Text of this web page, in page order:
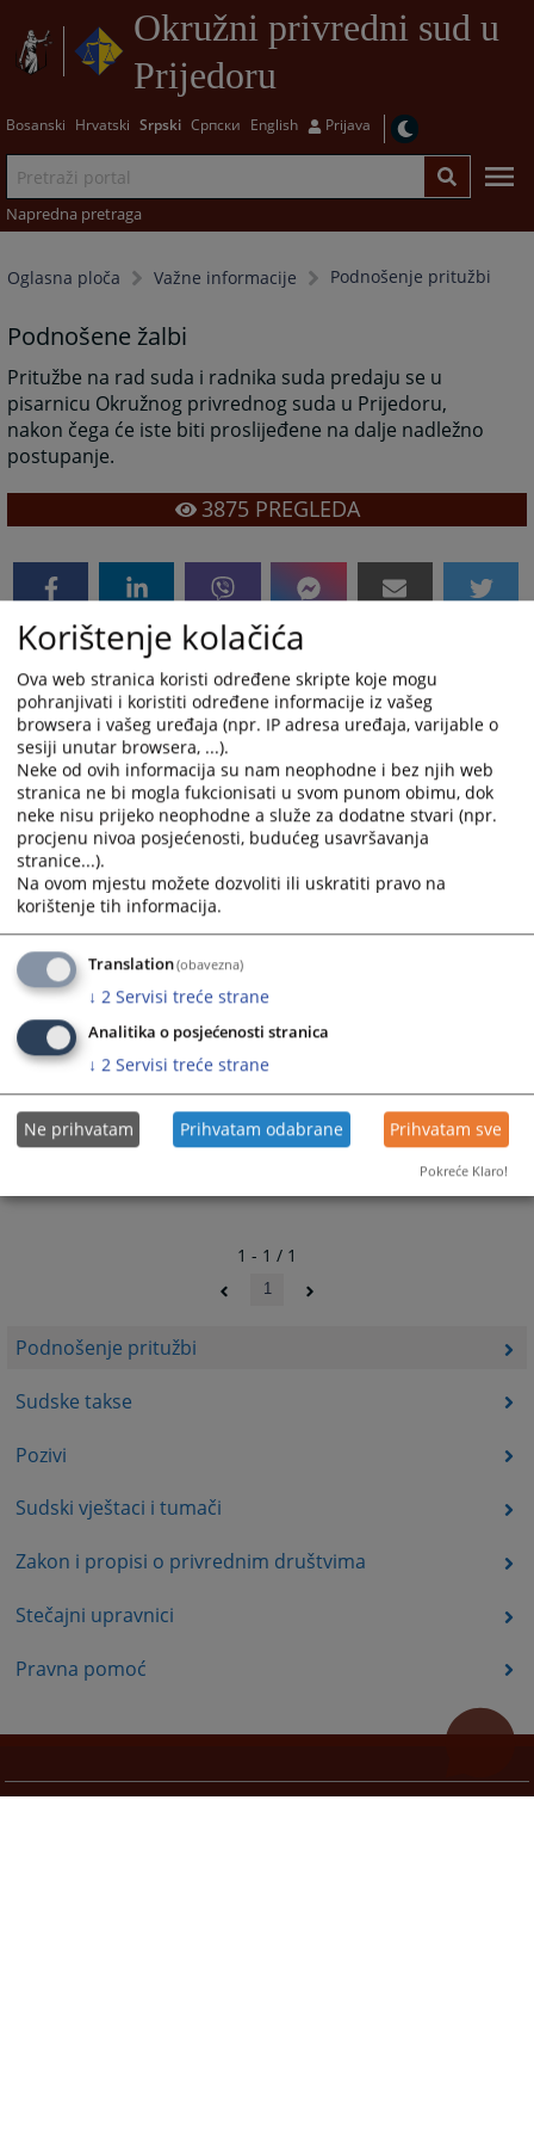
Okružni privredni sud u
Prijedoru
Bosanski Hrvatski Srpski Српски English Prijava
Napredna pretraga
Oglasna ploča Važne informacije Podnošenje pritužbi
Podnošenje pritužbi
Sudske takse
Pozivi
Sudski vještaci i tumači
Zakon i propisi o privrednim društvima
Stečajni upravnici
Pravna pomoć
Podnošene žalbi
Pritužbe na rad suda i radnika suda predaju se u
pisarnicu Okružnog privrednog suda u Prijedoru,
nakon čega će iste biti proslijeđene na dalje nadležno
postupanje.
3875PREGLEDA
1 - 1 / 1
1
Korištenje kolačića
Ova web stranica koristi određene skripte koje mogu
pohranjivati i koristiti određene informacije iz vašeg
browsera i vašeg uređaja (npr. IP adresa uređaja, varijable o
sesiji unutar browsera, ...).
Neke od ovih informacija su nam neophodne i bez njih web
stranica ne bi mogla fukcionisati u svom punom obimu, dok
neke nisu prijeko neophodne a služe za dodatne stvari (npr.
procjenu nivoa posjećenosti, budućeg usavršavanja
stranice...).
Na ovom mjestu možete dozvoliti ili uskratiti pravo na
korištenje tih informacija.
Translation(obavezna)
↓ 2 Servisi treće strane
Analitika o posjećenosti stranica
↓ 2 Servisi treće strane
Ne prihvatam Prihvatam odabrane Prihvatam sve
Pokreće Klaro!